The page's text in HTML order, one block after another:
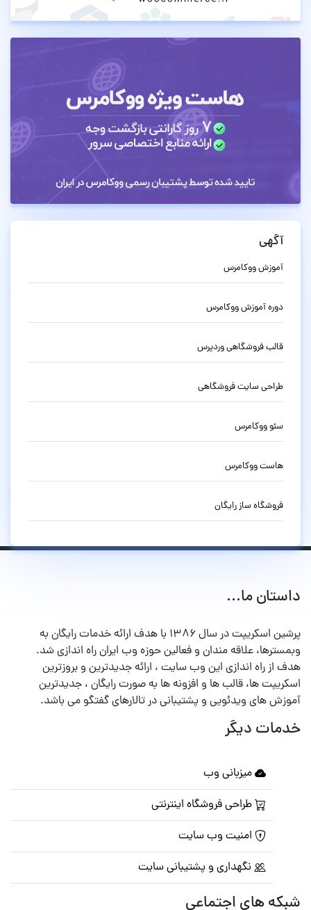
آگهی
آموزش ووکامرس
دوره آموزش ووکامرس
قالب فروشگاهی وردپرس
طراحی سایت فروشگاهی
سئو ووکامرس
هاست ووکامرس
فروشگاه ساز رایگان
داستان ما...
پرشین اسکریپت در سال ۱۳۸۶ با هدف ارائه خدمات رایگان به
وبمسترها، علاقه مندان و فعالین حوزه وب ایران راه اندازی شد.
هدف از راه اندازی این وب سایت ، ارائه جدیدترین و بروزترین
اسکریپت ها، قالب ها و افزونه ها به صورت رایگان ، جدیدترین
آموزش های ویدئویی و پشتیبانی در تالارهای گفتگو می باشد.
خدمات دیگر
میزبانی وب
طراحی فروشگاه اینترنتی
امنیت وب سایت
نگهداری و پشتیبانی سایت
شبکه های اجتماعی